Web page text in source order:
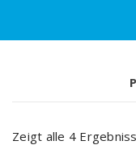
Zeigt alle 4